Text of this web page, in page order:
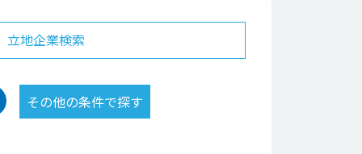
立地企業検索